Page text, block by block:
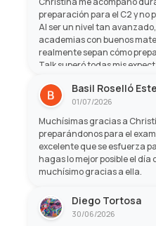
preparación para el C2 y no
Al ser un nivel tan
academias con buenos
realmente sepan cómo
Talk superó todas mis
Basil Roselló
01/07/2026
Muchísimas gracias a
preparándonos para el
excelente que se esfuerza
hagas lo mejor posible el día
muchísimo gracias a ella.
Diego Tortosa
30/06/2026